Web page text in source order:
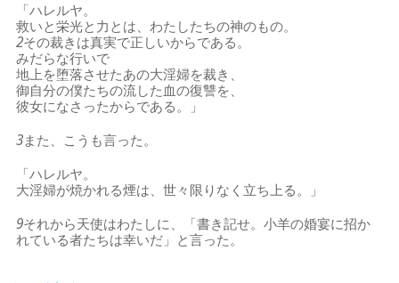
「ハレルヤ。
救いと栄光と力とは、わたしたちの神のもの。
2その裁きは真実で正しいからである。
みだらな行いで
地上を堕落させたあの大淫婦を裁き、
御自分の僕たちの流した血の復讐を、
彼女になさったからである。」
3また、こうも言った。
「ハレルヤ。
大淫婦が焼かれる煙は、世々限りなく立ち上る。」
9それから天使はわたしに、「書き記せ。小羊の婚宴に招か
れている者たちは幸いだ」と言った。